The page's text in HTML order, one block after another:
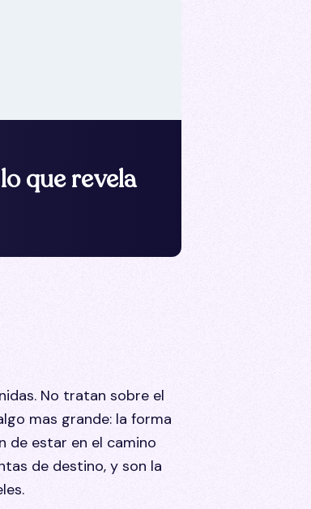
que revela
No tratan sobre el
mas grande: la forma
de estar en el camino
de destino, y son la